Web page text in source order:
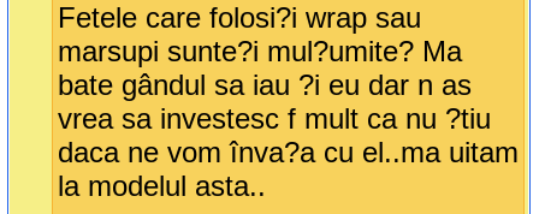
Fetele care folosi?i wrap sau
marsupi sunte?i mul?umite? Ma
bate gândul sa iau ?i eu dar n as
vrea sa investesc f mult ca nu ?tiu
daca ne vom înva?a cu el..ma uitam
la modelul asta..